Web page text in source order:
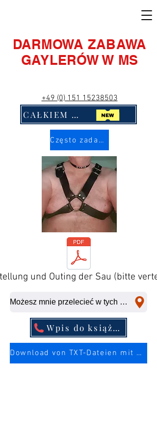
DARMOWA ZABAWA
GAYLERÓW W MS
+49 (0) 151 15238503
CAŁKIEM NOWY! Kliknij mnie!!
Często zadawane pytania
und Outing der Sau (bitte
Możesz mnie przelecieć w tych miejscach w krótkim czasie.
Wpis do książki telefonicznej
Download von TXT-Dateien mit mehr Infos über die Sau